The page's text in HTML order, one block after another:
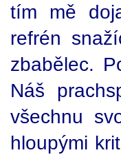
tím mě
refrén
zbabělec.
Náš
všechnu
hloupými